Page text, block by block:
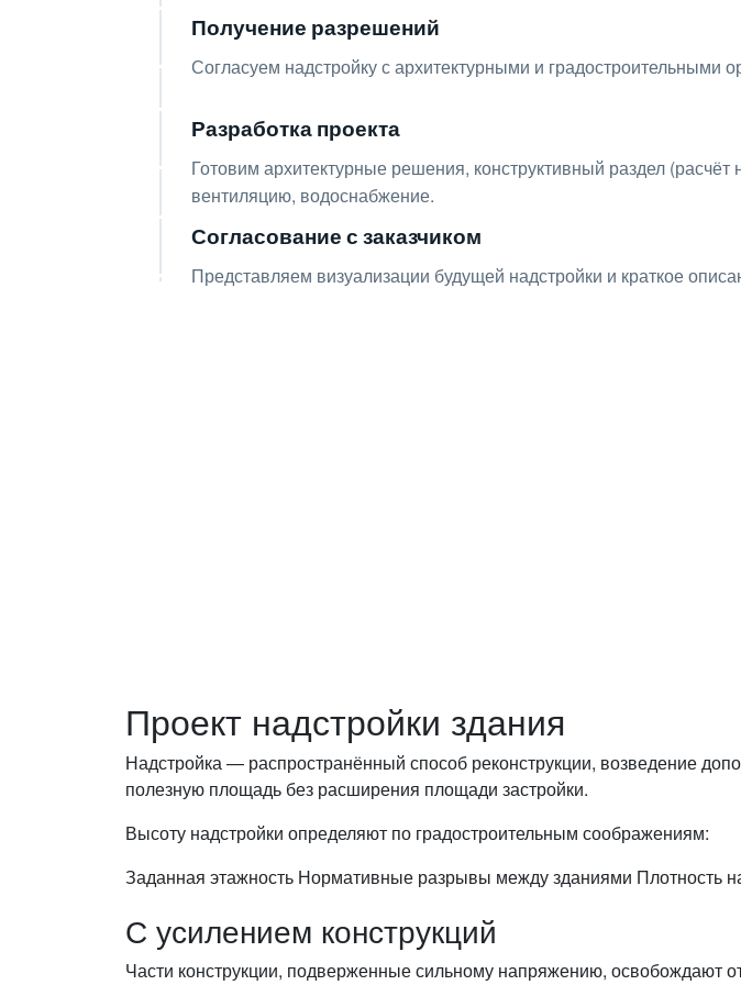
Получение разрешений
Согласуем надстройку с архитектурными и градостроительными
Разработка проекта
Готовим архитектурные решения, конструктивный раздел
вентиляцию, водоснабжение.
Согласование с заказчиком
Представляем визуализации будущей надстройки и краткое
Проект надстройки здания
Надстройка — распространённый способ реконструкции, возведение
полезную площадь без расширения площади застройки.
Высоту надстройки определяют по градостроительным соображениям:
Заданная этажность Нормативные разрывы между зданиями Плотность
С усилением конструкций
Части конструкции, подверженные сильному напряжению, освобождают